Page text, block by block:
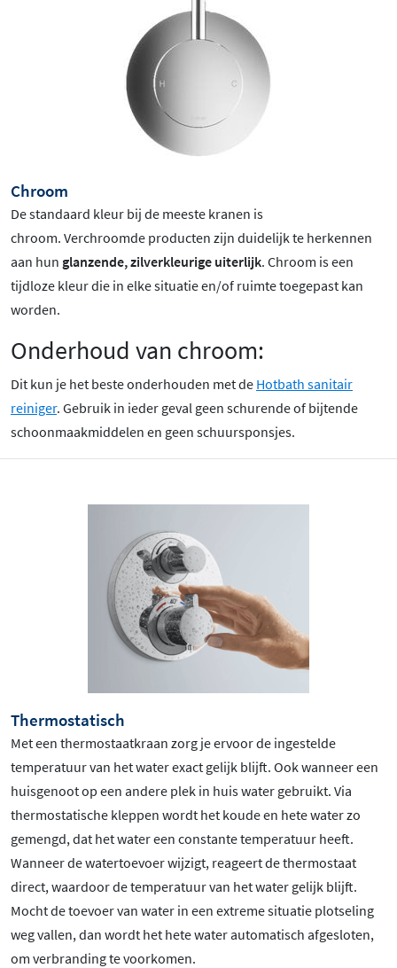
Chroom
De standaard kleur bij de meeste kranen is
chroom. Verchroomde producten zijn duidelijk te herkennen
aan hun glanzende, zilverkleurige uiterlijk. Chroom is een
tijdloze kleur die in elke situatie en/of ruimte toegepast kan
worden.
Onderhoud van chroom:
Dit kun je het beste onderhouden met de Hotbath sanitair
reiniger. Gebruik in ieder geval geen schurende of bijtende
schoonmaakmiddelen en geen schuursponsjes.
Thermostatisch
Met een thermostaatkraan zorg je ervoor de ingestelde
temperatuur van het water exact gelijk blijft. Ook wanneer een
huisgenoot op een andere plek in huis water gebruikt. Via
thermostatische kleppen wordt het koude en hete water zo
gemengd, dat het water een constante temperatuur heeft.
Wanneer de watertoevoer wijzigt, reageert de thermostaat
direct, waardoor de temperatuur van het water gelijk blijft.
Mocht de toevoer van water in een extreme situatie plotseling
weg vallen, dan wordt het hete water automatisch afgesloten,
om verbranding te voorkomen.